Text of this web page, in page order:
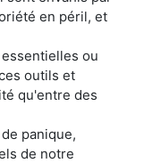
en péril, et
ou
outils et
qu'entre des
panique,
de notre